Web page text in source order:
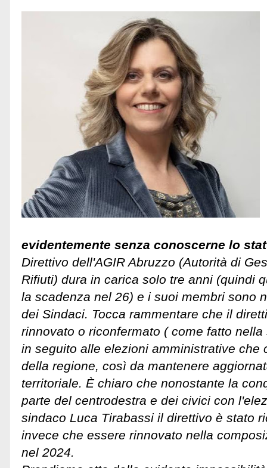
evidentemente senza conoscerne lo
Direttivo dell'AGIR Abruzzo (Autorità di
Rifiuti) dura in carica solo tre anni (quindi
la scadenza nel 26) e i suoi membri sono
dei Sindaci. Tocca rammentare che il
rinnovato o riconfermato ( come fatto
in seguito alle elezioni amministrative che
della regione, così da mantenere
territoriale. È chiaro che nonostante la
parte del centrodestra e dei civici con
sindaco Luca Tirabassi il direttivo è stato
invece che essere rinnovato nella
nel 2024.